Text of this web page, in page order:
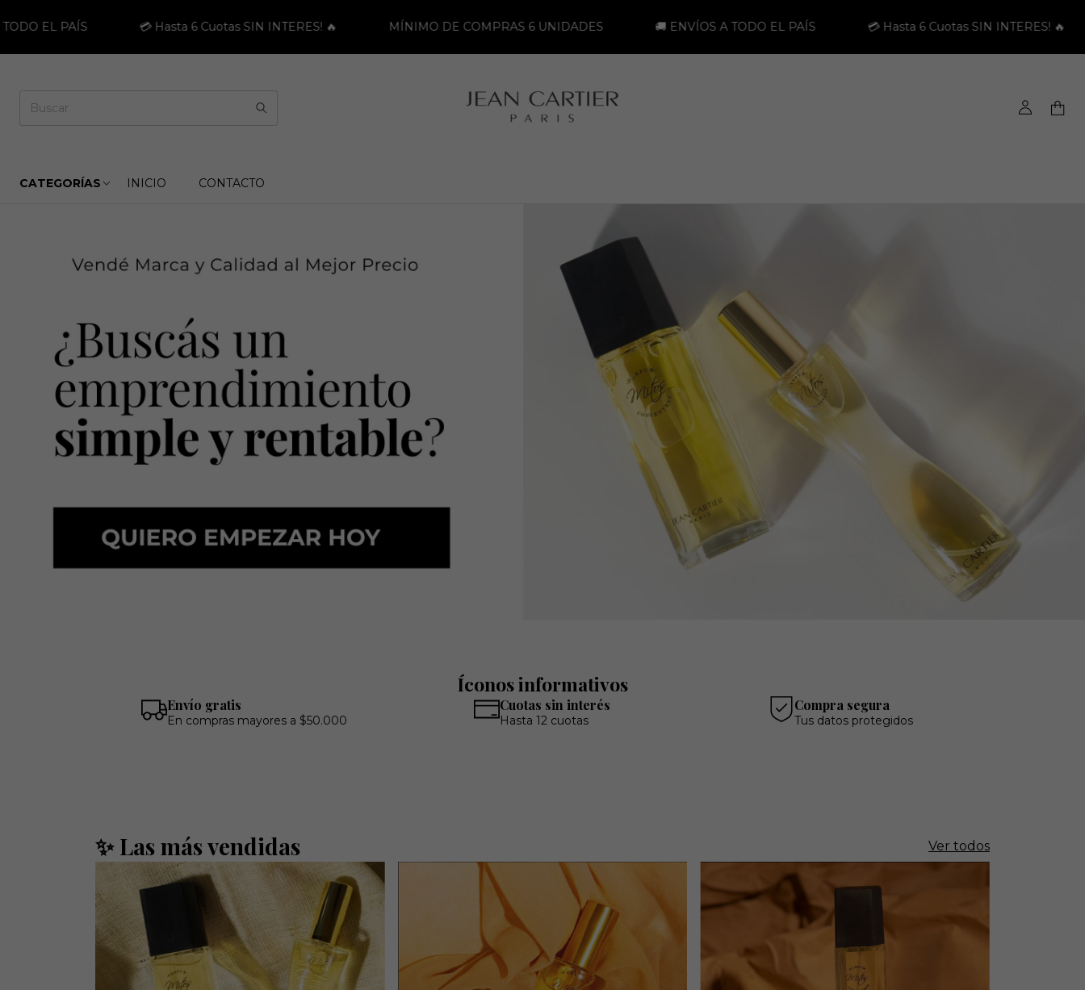
6 Cuotas SIN INTERES! 🔥 MÍNIMO DE COMPRAS 6 UNIDADES 🚚 ENVÍOS A TODO EL PAÍS 💳 Hasta 6 Cuotas SIN INTERES! 🔥 MÍNIMO DE COMPRAS 6
CATEGORÍAS INICIO CONTACTO
Íconos informativos
Envío gratis
En compras mayores a $50.000
Cuotas sin interés
Hasta 12 cuotas
Compra segura
Tus datos protegidos
✨ Las más vendidas Ver todos